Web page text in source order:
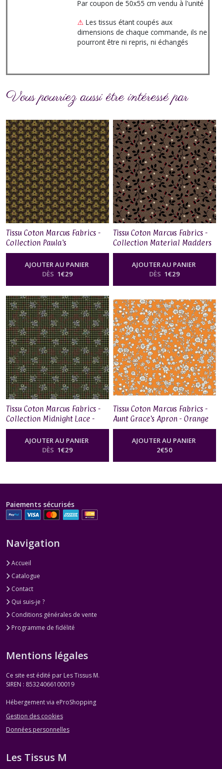
Par coupon de 50x55 cm vendu à l'unité
⚠ Les tissus étant coupés aux
dimensions de chaque commande, ils ne
pourront être ni repris, ni échangés
Vous pourriez aussi être intéressé par
Tissu Coton Marcus Fabrics -
Collection Paula's
Companions II - Static Ring
AJOUTER AU PANIER
DÈS 1€29
Tissu Coton Marcus Fabrics -
Collection Material Madders
- Star Vine
AJOUTER AU PANIER
DÈS 1€29
Tissu Coton Marcus Fabrics -
Collection Midnight Lace -
Flower Check
AJOUTER AU PANIER
DÈS 1€29
Tissu Coton Marcus Fabrics -
Aunt Grace's Apron - Orange
AJOUTER AU PANIER
2€50
Paiements sécurisés
Navigation
Accueil
Catalogue
Contact
Qui suis-je ?
Conditions générales de vente
Programme de fidélité
Mentions légales
Ce site est édité par Les Tissus M.
SIREN : 85324066100019
Hébergement via eProShopping
Gestion des cookies
Données personnelles
Les Tissus M